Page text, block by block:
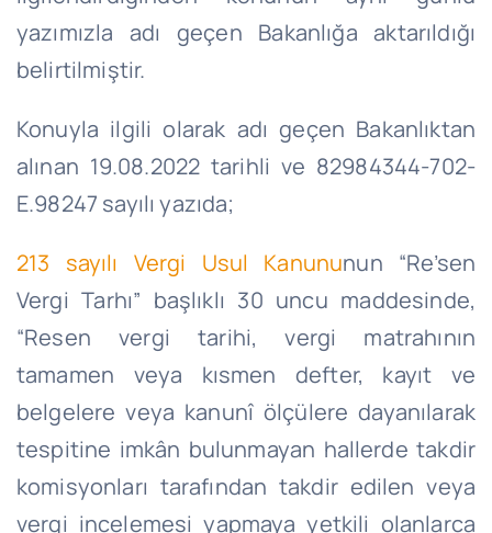
yazımızla adı geçen Bakanlığa aktarıldığı
belirtilmiştir.
Konuyla ilgili olarak adı geçen Bakanlıktan
alınan 19.08.2022 tarihli ve 82984344-702-
E.98247 sayılı yazıda;
213 sayılı Vergi Usul Kanununun “Re’sen
Vergi Tarhı” başlıklı 30 uncu maddesinde,
“Resen vergi tarihi, vergi matrahının
tamamen veya kısmen defter, kayıt ve
belgelere veya kanunî ölçülere dayanılarak
tespitine imkân bulunmayan hallerde takdir
komisyonları tarafından takdir edilen veya
vergi incelemesi yapmaya yetkili olanlarca